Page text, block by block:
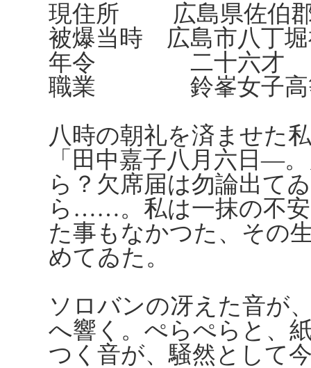
現住所 広島県佐伯郡
被爆当時 広島市八丁堀
年令 二十六才
職業 鈴峯女子高等
八時の朝礼を済ませた
「田中嘉子八月六日―
ら？欠席届は勿論出て
ら……。私は一抹の不
た事もなかつた、その
めてゐた。
ソロバンの冴えた音が
へ響く。ぺらぺらと、
つく音が、騒然として